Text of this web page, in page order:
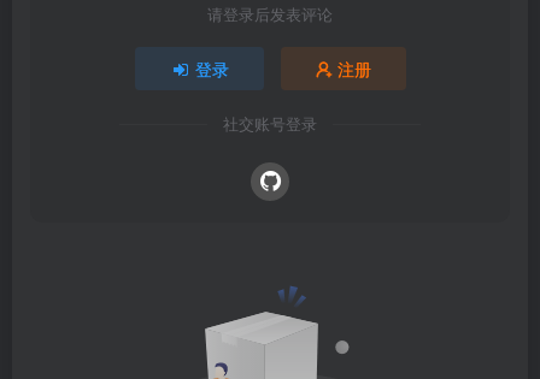
请登录后发表评论
登录 注册
社交账号登录